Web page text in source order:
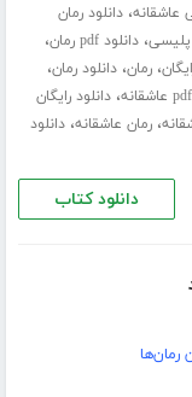
عاشقانه،دانلود رمان
پلیسی،دانلود pdf رمان ،
،رمان،دانلود رمان،
pdf عاشقانه ،دانلود رایگان
،رمان عاشقانه،دانلود
دانلود کتاب
رمان‌ها